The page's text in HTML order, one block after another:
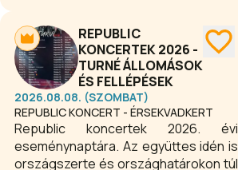
REPUBLIC
KONCERTEK 2026 -
TURNÉ ÁLLOMÁSOK
ÉS FELLÉPÉSEK
2026.08.08. (SZOMBAT)
REPUBLIC KONCERT - ÉRSEKVADKERT
Republic koncertek 2026. évi
eseménynaptára. Az együttes idén is
országszerte és országhatárokon túl